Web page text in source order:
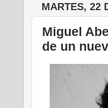
MARTES, 22
Miguel
de un